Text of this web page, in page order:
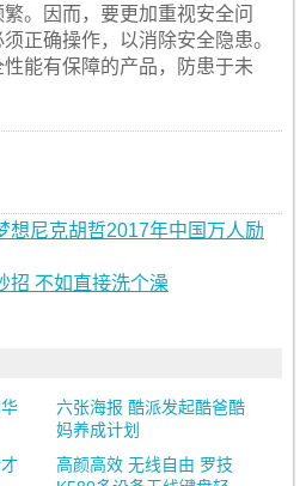
。因而，要更加重视安全问
正确操作，以消除安全隐患。
能有保障的产品，防患于未
想尼克胡哲2017年中国万人励
招 不如直接洗个澡
六张海报 酷派发起酷爸酷
妈养成计划
高颜高效 无线自由 罗技